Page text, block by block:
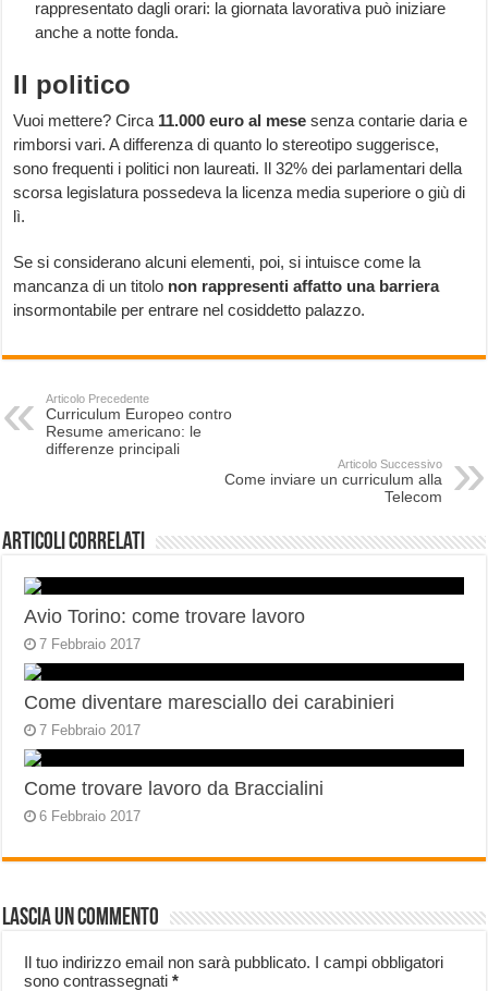
rappresentato dagli orari: la giornata lavorativa può iniziare
anche a notte fonda.
Il politico
Vuoi mettere? Circa 11.000 euro al mese senza contarie daria e
rimborsi vari. A differenza di quanto lo stereotipo suggerisce,
sono frequenti i politici non laureati. Il 32% dei parlamentari della
scorsa legislatura possedeva la licenza media superiore o giù di
lì.
Se si considerano alcuni elementi, poi, si intuisce come la
mancanza di un titolo non rappresenti affatto una barriera
insormontabile per entrare nel cosiddetto palazzo.
Articolo Precedente
Curriculum Europeo contro
Resume americano: le
differenze principali
Articolo Successivo
Come inviare un curriculum alla
Telecom
Articoli correlati
Avio Torino: come trovare lavoro
7 Febbraio 2017
Come diventare maresciallo dei carabinieri
7 Febbraio 2017
Come trovare lavoro da Braccialini
6 Febbraio 2017
Lascia un commento
Il tuo indirizzo email non sarà pubblicato. I campi obbligatori
sono contrassegnati*